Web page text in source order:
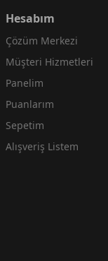
Hesabım
Çözüm Merkezi
Müşteri Hizmetleri
Panelim
Puanlarım
Sepetim
Alışveriş Listem